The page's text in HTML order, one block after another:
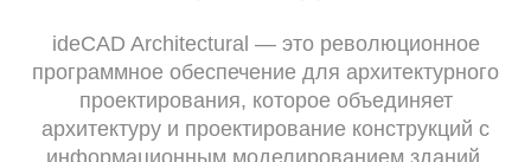
ideCAD Architectural — это революционное
программное обеспечение для архитектурного
проектирования, которое объединяет
архитектуру и проектирование конструкций с
информационным моделированием зданий.